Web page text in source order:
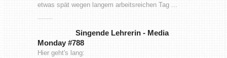
etwas spät wegen langem arbeitsreichen Tag ...
Singende Lehrerin - Media
Monday #788
Hier geht's lang: